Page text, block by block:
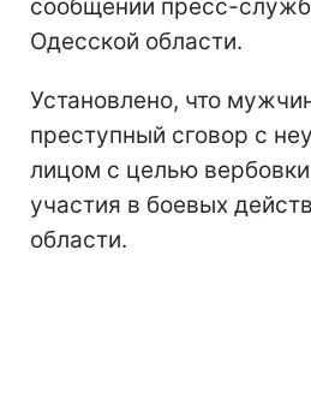
сообщении пресс-
Одесской области.
Установлено, что
преступный сговор с
лицом с целью
участия в боевых
области.